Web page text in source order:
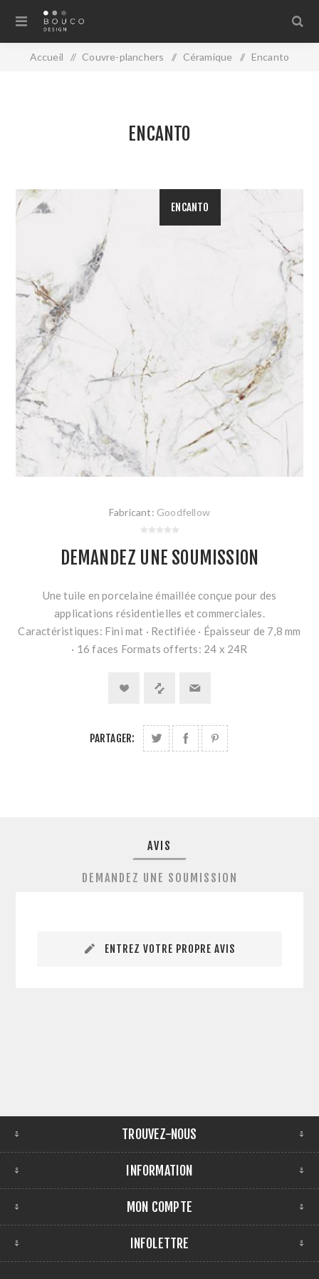
Accueil / Couvre-planchers / Céramique / Encanto
ENCANTO
ENCANTO
Fabricant: Goodfellow
DEMANDEZ UNE SOUMISSION
Une tuile en porcelaine émaillée conçue pour des
applications résidentielles et commerciales.
Caractéristiques: Fini mat · Rectifiée · Épaisseur de 7,8 mm
· 16 faces Formats offerts: 24 x 24R
PARTAGER:
AVIS
DEMANDEZ UNE SOUMISSION
ENTREZ VOTRE PROPRE AVIS
TROUVEZ-NOUS
INFORMATION
MON COMPTE
INFOLETTRE